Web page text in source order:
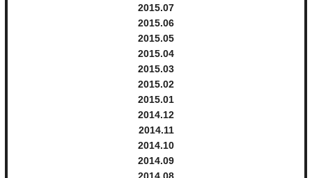
2015. 7
2015. 6
2015. 5
2015. 4
2015. 3
2015. 2
2015.
1
2014.12
2014.11
2014.10
2014. 9
2014. 8